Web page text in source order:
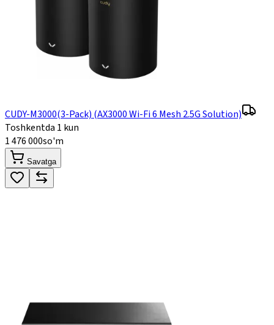
CUDY-M3000(3-Pack) (AX3000 Wi-Fi 6 Mesh 2.5G Solution)
Toshkentda 1 kun
1 476 000so'm
Savatga